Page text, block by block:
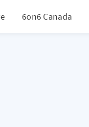
6on6 Canada